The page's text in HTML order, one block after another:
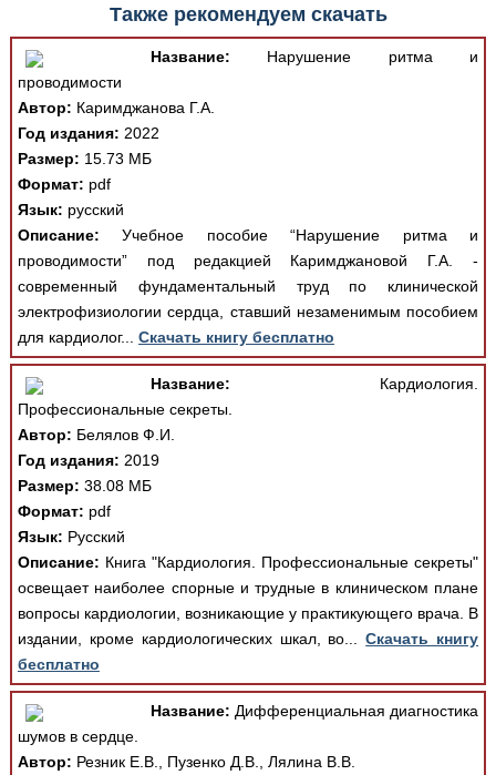
Также рекомендуем скачать
Название: Нарушение ритма и
проводимости
Автор: Каримджанова Г.А.
Год издания: 2022
Размер: 15.73 МБ
Формат: pdf
Язык: русский
Описание: Учебное пособие “Нарушение ритма и
проводимости” под редакцией Каримджановой Г.А. -
современный фундаментальный труд по клинической
электрофизиологии сердца, ставший незаменимым пособием
для кардиолог... Скачать книгу бесплатно
Название: Кардиология.
Профессиональные секреты.
Автор: Белялов Ф.И.
Год издания: 2019
Размер: 38.08 МБ
Формат: pdf
Язык: Русский
Описание: Книга "Кардиология. Профессиональные секреты"
освещает наиболее спорные и трудные в клиническом плане
вопросы кардиологии, возникающие у практикующего врача. В
издании, кроме кардиологических шкал, во...Скачать книгу
бесплатно
Название: Дифференциальная диагностика
шумов в сердце.
Автор: Резник Е.В., Пузенко Д.В., Лялина В.В.